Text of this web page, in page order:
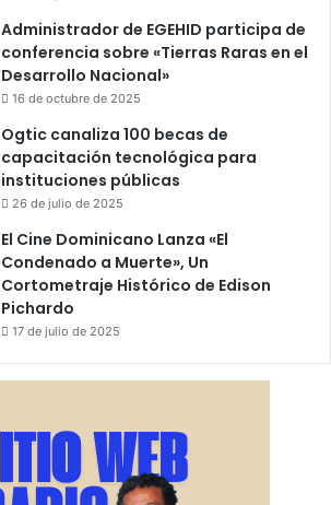
Administrador de EGEHID participa de
conferencia sobre «Tierras Raras en el
Desarrollo Nacional»
16 de octubre de 2025
Ogtic canaliza 100 becas de
capacitación tecnológica para
instituciones públicas
26 de julio de 2025
El Cine Dominicano Lanza «El
Condenado a Muerte», Un
Cortometraje Histórico de Edison
Pichardo
17 de julio de 2025